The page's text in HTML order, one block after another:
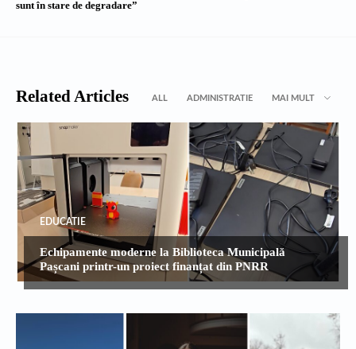
sunt în stare de degradare”
Related Articles ALL ADMINISTRATIE MAI MULT
EDUCATIE
Echipamente moderne la Biblioteca Municipală
Pașcani printr-un proiect finanțat din PNRR